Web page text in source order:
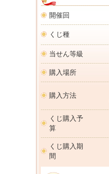
開催回
くじ種
当せん等級
購入場所
購入方法
くじ購入予
算
くじ購入期
間